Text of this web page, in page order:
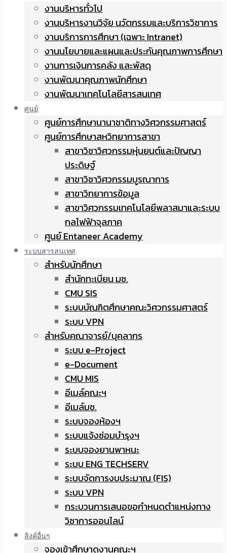
งานบริหารทั่วไป
งานบริหารงานวิจัย นวัตกรรมและบริการวิชาการ
งานบริการการศึกษา (เฉพาะ Intranet)
งานนโยบายและแผนและประกันคุณภาพการศึกษา
งานการเงินการคลัง และพัสดุ
งานพัฒนาคุณภาพนักศึกษา
งานพัฒนาเทคโนโลยีสารสนเทศ
ศูนย์
ศูนย์การศึกษานานาชาติทางวิศวกรรมศาสตร์
ศูนย์การศึกษาสหวิทยาการสาขา
สาขาวิชาวิศวกรรมหุ่นยนต์และปัญญา
ประดิษฐ์
สาขาวิชาวิศวกรรมบูรณาการ
สาขาวิทยาการข้อมูล
สาขาวิศวกรรมเทคโนโลยีพลาสมาและระบบ
กลไฟฟ้าจุลภาค
ศูนย์ Entaneer Academy
ระบบสารสนเทศ
สำหรับนักศึกษา
สำนักทะเบียน มช.
CMU SIS
ระบบบัณฑิตศึกษาคณะวิศวกรรมศาสตร์
ระบบ VPN
สำหรับคณาจารย์/บุคลากร
ระบบ e-Project
e-Document
CMU MIS
อีเมล์คณะฯ
อีเมล์มช.
ระบบจองห้องฯ
ระบบแจ้งซ่อมบำรุงฯ
ระบบจองยานพาหนะ
ระบบ ENG TECHSERV
ระบบจัดการงบประมาณ (FIS)
ระบบ VPN
กระบวนการเสนอขอกำหนดตำแหน่งทาง
วิชาการออนไลน์
ลิงค์อื่นๆ
จองเข้าศึกษาดูงานคณะฯ